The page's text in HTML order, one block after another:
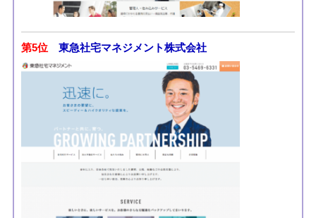
第5位 東急社宅マネジメント株式会社